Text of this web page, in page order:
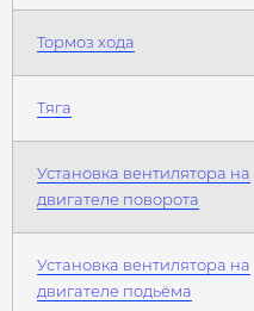
Тормоз хода
Тяга
Установка вентилятора на
двигателе поворота
Установка вентилятора на
двигателе подьёма